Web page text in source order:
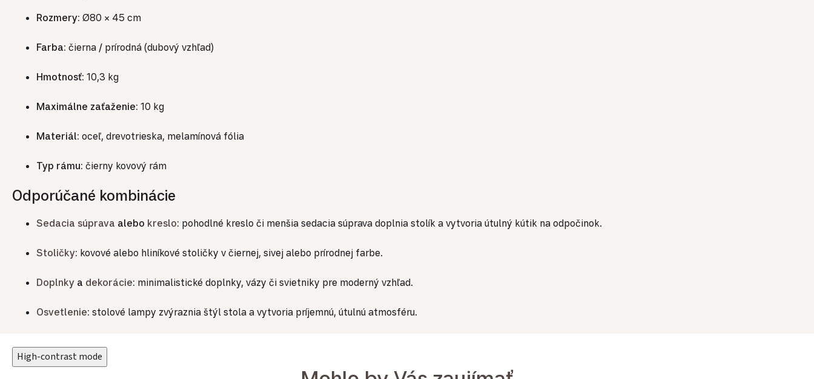
Rozmery: Ø80 × 45 cm
Farba: čierna / prírodná (dubový vzhľad)
Hmotnosť: 10,3 kg
Maximálne zaťaženie: 10 kg
Materiál: oceľ, drevotrieska, melamínová fólia
Typ rámu: čierny kovový rám
Odporúčané kombinácie
Sedacia súprava alebo kreslo: pohodlné kreslo či menšia sedacia súprava doplnia stolík a vytvoria útulný kútik na odpočinok.
Stoličky: kovové alebo hliníkové stoličky v čiernej, sivej alebo prírodnej farbe.
Doplnky a dekorácie: minimalistické doplnky, vázy či svietniky pre moderný vzhľad.
Osvetlenie: stolové lampy zvýraznia štýl stola a vytvoria príjemnú, útulnú atmosféru.
High-contrast mode